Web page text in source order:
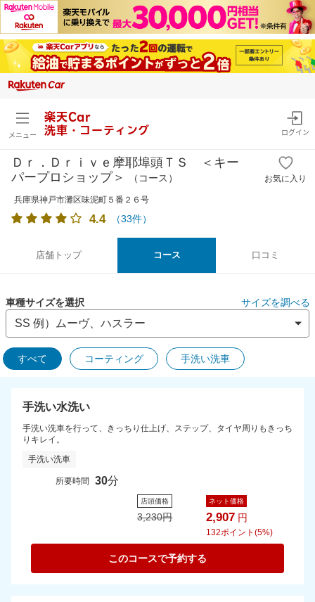
メニュー
楽天Car
洗車・コーティング
ログイン
Ｄｒ．Ｄｒｉｖｅ摩耶埠頭ＴＳ ＜キー
パープロショップ＞
（コース） お気に入り
兵庫県神戸市灘区味泥町５番２６号
4.4 （33件）
店舗トップ コース 口コミ
車種サイズを選択 サイズを調べる
すべて コーティング 手洗い洗車
手洗い水洗い
手洗い洗車を行って、きっちり仕上げ、ステップ、タイヤ周りもきっち
りキレイ。
手洗い洗車
所要時間 30分
店頭価格
3,230円
ネット価格
2,907 円
132ポイント(5%)
このコースで予約する